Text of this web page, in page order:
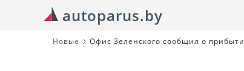
autoparus.by
Новые Офис Зеленского сообщил о